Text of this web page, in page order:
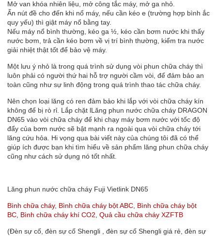
Mở van khóa nhiên liệu, mở công tắc máy, mở ga nhỏ.
Ấn nút đề cho đến khi nổ máy, nếu cần kéo e (trường hợp bình ắc
quy yếu) thì giật máy nổ bằng tay.
Nếu máy nổ bình thường, kéo ga ½, kéo cần bơm nước khi thấy
nước bơm, trả cần kéo bơm về vị trí bình thường, kiểm tra nước
giải nhiệt thật tốt để bảo vệ máy.
Một lưu ý nhỏ là trong quá trình sử dụng vòi phun chữa cháy thì
luôn phải có người thứ hai hỗ trợ người cầm vòi, để đảm bảo an
toàn cũng như sự linh động trong quá trình thao tác chữa cháy.
Nên chọn loại lăng có ren đảm bảo khi lắp với vòi chữa cháy kín
không để bị rò rỉ. Lắp chặt lLăng phun nước chữa cháy DRAGON
DN65 vào vòi chữa cháy để khi chạy máy bơm nước với tốc độ
đẩy của bơm nước sẽ bật mạnh ra ngoài qua vòi chữa cháy tới
lăng cứu hỏa. Hi vọng qua bài viết này của chúng tôi đã có thể
giúp ích được bạn khi tìm hiểu về sản phẩm lăng phun chữa cháy
cũng như cách sử dụng nó tốt nhất.
Lăng phun nước chữa cháy Fuji Vietlink DN65
Bình chữa cháy, Bình chữa cháy bột ABC Bình chữa cháy bột
BC Bình chữa cháy khí CO2 Quả cầu chữa cháy XZFTB
(Đèn sự cố, đèn sự cố Shengli , đèn sự cố Shengli giá rẻ, đèn sự